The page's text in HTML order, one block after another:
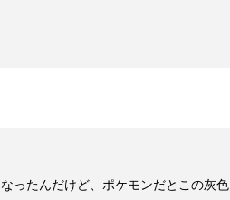
ったんだけど、ポケモンだとこの灰色